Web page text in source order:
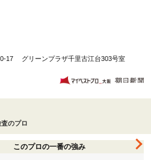
17 グリーンプラザ千里古江台303号室
のプロ
このプロの一番の強み